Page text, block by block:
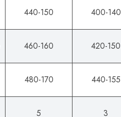
440-150 400-140
460-160 420-150
480-170 440-155
5 3